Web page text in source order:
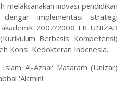
inovasi pendidikan
implementasi strategi
2007/2008 FK UNIZAR
Berbasis Kompetensi)
Konsil Kedokteran Indonesia.
Al-Azhar Mataram (Unizar)
'Alamin!